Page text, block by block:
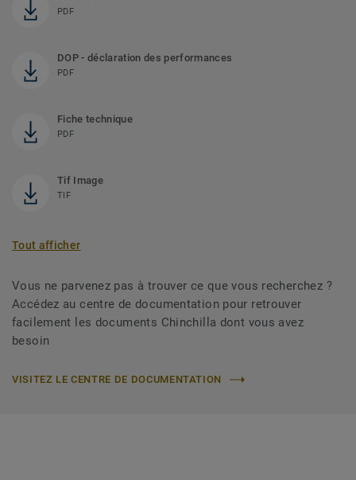
PDF
DOP - déclaration des performances
PDF
Fiche technique
PDF
Tif Image
TIF
Tout afficher
Vous ne parvenez pas à trouver ce que vous recherchez ?
Accédez au centre de documentation pour retrouver
facilement les documents Chinchilla dont vous avez
besoin
VISITEZ LE CENTRE DE DOCUMENTATION